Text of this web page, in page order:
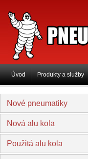
Úvod Produkty a služby
Nové pneumatiky
Nová alu kola
Použitá alu kola